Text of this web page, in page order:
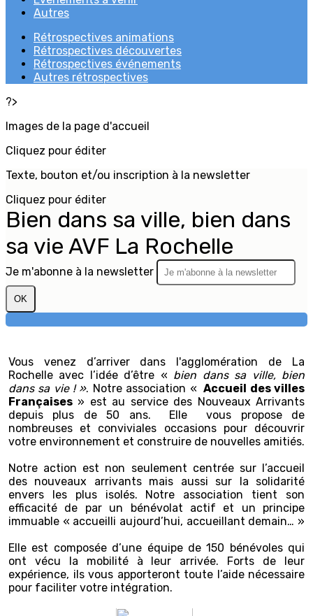
Autres
Rétrospectives animations
Rétrospectives découvertes
Rétrospectives événements
Autres rétrospectives
?>
Images de la page d'accueil
Cliquez pour éditer
Texte, bouton et/ou inscription à la newsletter
Cliquez pour éditer
Bien dans sa ville, bien dans
sa vie AVF La Rochelle
Je m'abonne à la newsletter
OK
Vous venez d’arriver dans l'agglomération de La
Rochelle avec l’idée d’être « bien dans sa ville, bien
dans sa vie ! ». Notre association « Accueil des villes
Françaises » est au service des Nouveaux Arrivants
depuis plus de 50 ans. Elle vous propose de
nombreuses et conviviales occasions pour découvrir
votre environnement et construire de nouvelles amitiés.
Notre action est non seulement centrée sur l’accueil
des nouveaux arrivants mais aussi sur la solidarité
envers les plus isolés. Notre association tient son
efficacité de par un bénévolat actif et un principe
immuable « accueilli aujourd’hui, accueillant demain… »
Elle est composée d’une équipe de 150 bénévoles qui
ont vécu la mobilité à leur arrivée. Forts de leur
expérience, ils vous apporteront toute l’aide nécessaire
pour faciliter votre intégration.